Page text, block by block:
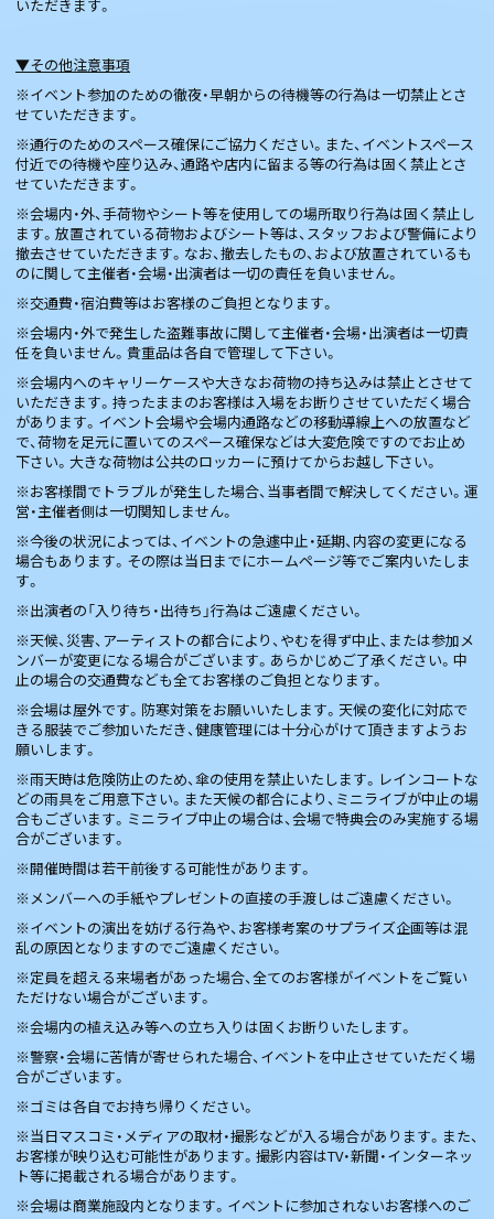
いただきます。
▼その他注意事項
※イベント参加のための徹夜・早朝からの待機等の行為は一切禁止とさ
せていただきます。
※通行のためのスペース確保にご協力ください。また、イベントスペース
付近での待機や座り込み、通路や店内に留まる等の行為は固く禁止とさ
せていただきます。
※会場内・外、手荷物やシート等を使用しての場所取り行為は固く禁止し
ます。放置されている荷物およびシート等は、スタッフおよび警備により
撤去させていただきます。なお、撤去したもの、および放置されているも
のに関して主催者・会場・出演者は一切の責任を負いません。
※交通費・宿泊費等はお客様のご負担となります。
※会場内・外で発生した盗難事故に関して主催者・会場・出演者は一切責
任を負いません。貴重品は各自で管理して下さい。
※会場内へのキャリーケースや大きなお荷物の持ち込みは禁止とさせて
いただきます。持ったままのお客様は入場をお断りさせていただく場合
があります。イベント会場や会場内通路などの移動導線上への放置など
で、荷物を足元に置いてのスペース確保などは大変危険ですのでお止め
下さい。大きな荷物は公共のロッカーに預けてからお越し下さい。
※お客様間でトラブルが発生した場合、当事者間で解決してください。運
営・主催者側は一切関知しません。
※今後の状況によっては、イベントの急遽中止・延期、内容の変更になる
場合もあります。その際は当日までにホームページ等でご案内いたしま
す。
※出演者の「入り待ち・出待ち」行為はご遠慮ください。
※天候、災害、アーティストの都合により、やむを得ず中止、または参加メ
ンバーが変更になる場合がございます。あらかじめご了承ください。中
止の場合の交通費なども全てお客様のご負担となります。
※会場は屋外です。防寒対策をお願いいたします。天候の変化に対応で
きる服装でご参加いただき、健康管理には十分心がけて頂きますようお
願いします。
※雨天時は危険防止のため、傘の使用を禁止いたします。レインコートな
どの雨具をご用意下さい。また天候の都合により、ミニライブが中止の場
合もございます。ミニライブ中止の場合は、会場で特典会のみ実施する場
合がございます。
※開催時間は若干前後する可能性があります。
※メンバーへの手紙やプレゼントの直接の手渡しはご遠慮ください。
※イベントの演出を妨げる行為や、お客様考案のサプライズ企画等は混
乱の原因となりますのでご遠慮ください。
※定員を超える来場者があった場合、全てのお客様がイベントをご覧い
ただけない場合がございます。
※会場内の植え込み等への立ち入りは固くお断りいたします。
※警察・会場に苦情が寄せられた場合、イベントを中止させていただく場
合がございます。
※ゴミは各自でお持ち帰りください。
※当日マスコミ・メディアの取材・撮影などが入る場合があります。また、
お客様が映り込む可能性があります。撮影内容はTV・新聞・インターネッ
ト等に掲載される場合があります。
※会場は商業施設内となります。イベントに参加されないお客様へのご